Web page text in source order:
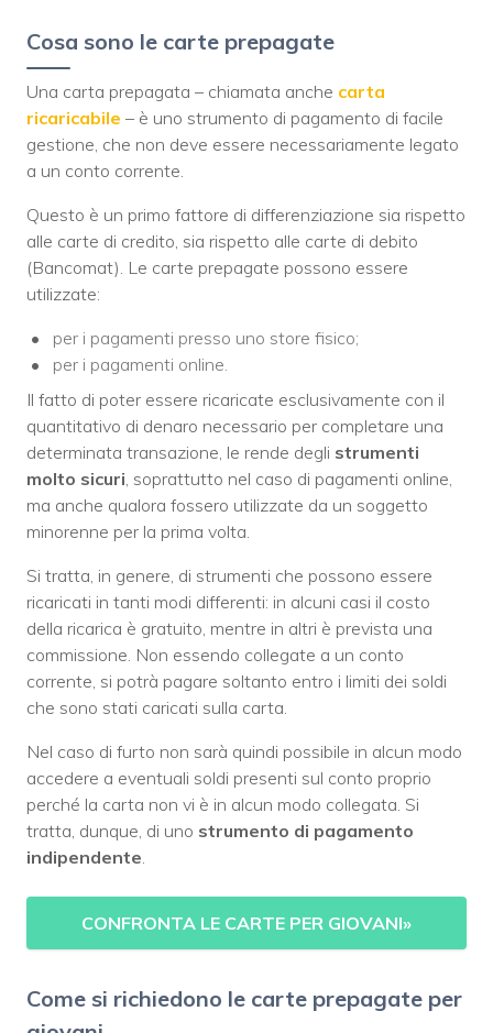
Cosa sono le carte prepagate
Una carta prepagata – chiamata anche carta
ricaricabile – è uno strumento di pagamento di facile
gestione, che non deve essere necessariamente legato
a un conto corrente.
Questo è un primo fattore di differenziazione sia rispetto
alle carte di credito, sia rispetto alle carte di debito
(Bancomat). Le carte prepagate possono essere
utilizzate:
per i pagamenti presso uno store fisico;
per i pagamenti online.
Il fatto di poter essere ricaricate esclusivamente con il
quantitativo di denaro necessario per completare una
determinata transazione, le rende degli strumenti
molto sicuri, soprattutto nel caso di pagamenti online,
ma anche qualora fossero utilizzate da un soggetto
minorenne per la prima volta.
Si tratta, in genere, di strumenti che possono essere
ricaricati in tanti modi differenti: in alcuni casi il costo
della ricarica è gratuito, mentre in altri è prevista una
commissione. Non essendo collegate a un conto
corrente, si potrà pagare soltanto entro i limiti dei soldi
che sono stati caricati sulla carta.
Nel caso di furto non sarà quindi possibile in alcun modo
accedere a eventuali soldi presenti sul conto proprio
perché la carta non vi è in alcun modo collegata. Si
tratta, dunque, di uno strumento di pagamento
indipendente.
CONFRONTA LE CARTE PER GIOVANI»
Come si richiedono le carte prepagate per